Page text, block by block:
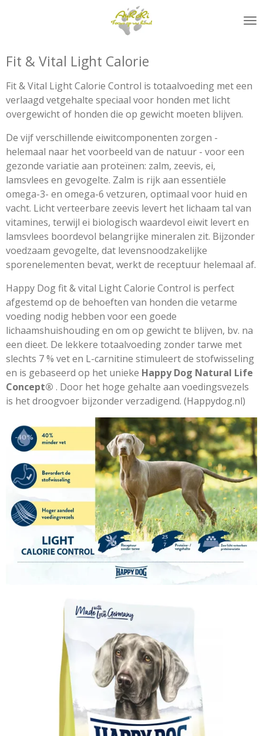
de
hoofdinhoud
Fit & Vital Light Calorie
Fit & Vital Light Calorie Control is totaalvoeding met een
verlaagd vetgehalte speciaal voor honden met licht
overgewicht of honden die op gewicht moeten blijven.
De vijf verschillende eiwitcomponenten zorgen -
helemaal naar het voorbeeld van de natuur - voor een
gezonde variatie aan proteïnen: zalm, zeevis, ei,
lamsvlees en gevogelte. Zalm is rijk aan essentiële
omega-3- en omega-6 vetzuren, optimaal voor huid en
vacht. Licht verteerbare zeevis levert het lichaam tal van
vitamines, terwijl ei biologisch waardevol eiwit levert en
lamsvlees boordevol belangrijke mineralen zit. Bijzonder
voedzaam gevogelte, dat levensnoodzakelijke
sporenelementen bevat, werkt de receptuur helemaal af.
Happy Dog fit & vital Light Calorie Control is perfect
afgestemd op de behoeften van honden die vetarme
voeding nodig hebben voor een goede
lichaamshuishouding en om op gewicht te blijven, bv. na
een dieet. De lekkere totaalvoeding zonder tarwe met
slechts 7 % vet en L-carnitine stimuleert de stofwisseling
en is gebaseerd op het unieke Happy Dog Natural Life
Concept® . Door het hoge gehalte aan voedingsvezels
is het droogvoer bijzonder verzadigend. (Happydog.nl)